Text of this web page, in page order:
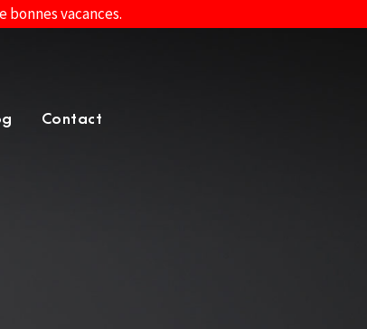
bonnes vacances.
Contact